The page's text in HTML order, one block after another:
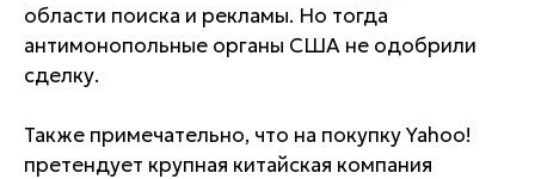
области поиска и рекламы. Но тогда
антимонопольные органы США не одобрили
сделку.
Также примечательно, что на покупку Yahoo!
претендует крупная китайская компания